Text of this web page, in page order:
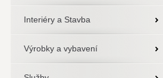
Interiéry a Stavba
Výrobky a vybavení